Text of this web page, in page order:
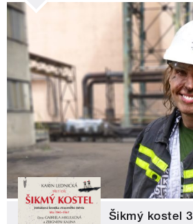
Šikmý kostel 3